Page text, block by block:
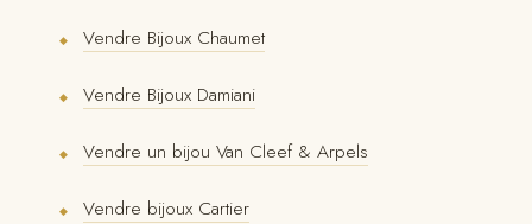
◆ Vendre Bijoux Chaumet
◆ Vendre Bijoux Damiani
◆ Vendre un bijou Van Cleef & Arpels
◆ Vendre bijoux Cartier